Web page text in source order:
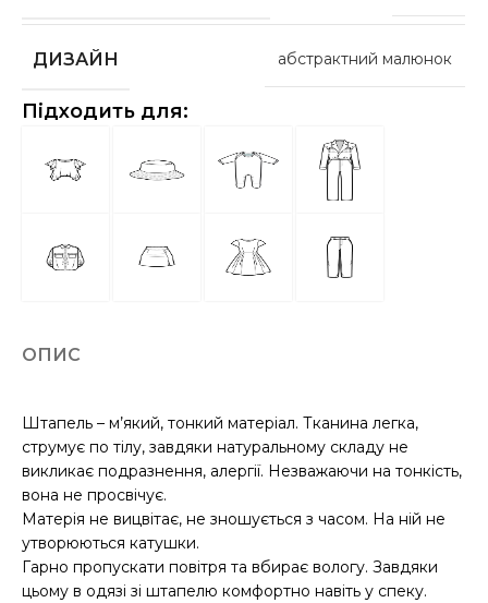
ДИЗАЙН абстрактний малюнок
Підходить для:
ОПИС
Штапель – м’який, тонкий матеріал. Тканина легка,
струмує по тілу, завдяки натуральному складу не
викликає подразнення, алергії. Незважаючи на тонкість,
вона не просвічує.
Матерія не вицвітає, не зношується з часом. На ній не
утворюються катушки.
Гарно пропускати повітря та вбирає вологу. Завдяки
цьому в одязі зі штапелю комфортно навіть у спеку.